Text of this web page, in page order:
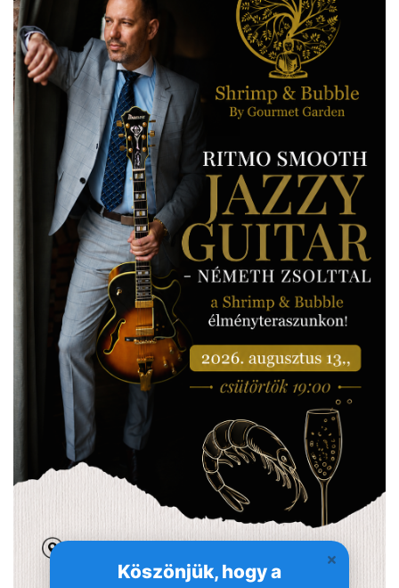
Köszönjük, hogy a